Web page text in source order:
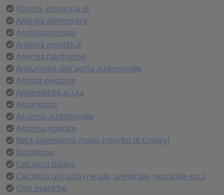
Aborto, minaccia di
Allergia alimentare
Anchilostomiasi
Anemia emolitica
Anemia falciforme
Aneurisma dell'aorta addominale
Angina pectoris
Appendicite acuta
Ascaridiosi
Ascesso addominale
Ascesso epatico
Beta-talassemia maior (morbo di Cooley)
Botulismo
Calcolosi biliare
Calcolosi urinaria (renale, ureterale, vescicale ecc.)
Cisti ovariche